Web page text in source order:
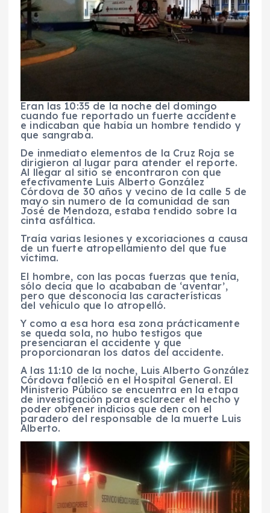
Eran las 10:35 de la noche del domingo
cuando fue reportado un fuerte accidente
e indicaban que había un hombre tendido y
que sangraba.
De inmediato elementos de la Cruz Roja se
dirigieron al lugar para atender el reporte.
Al llegar al sitio se encontraron con que
efectivamente Luis Alberto González
Córdova de 30 años y vecino de la calle 5 de
mayo sin numero de la comunidad de san
José de Mendoza, estaba tendido sobre la
cinta asfáltica.
Traía varias lesiones y excoriaciones a causa
de un fuerte atropellamiento del que fue
víctima.
El hombre, con las pocas fuerzas que tenía,
sólo decía que lo acababan de ‘aventar’,
pero que desconocía las características
del vehículo que lo atropelló.
Y como a esa hora esa zona prácticamente
se queda sola, no hubo testigos que
presenciaran el accidente y que
proporcionaran los datos del accidente.
A las 11:10 de la noche, Luis Alberto González
Córdova falleció en el Hospital General. El
Ministerio Público se encuentra en la etapa
de investigación para esclarecer el hecho y
poder obtener indicios que den con el
paradero del responsable de la muerte Luis
Alberto.